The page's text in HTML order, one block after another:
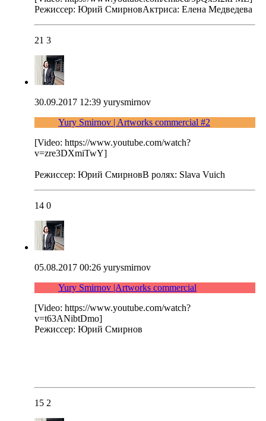
Режиссер: Юрий СмирновАктриса: Елена Медведева
21 3
30.09.2017 12:39 yurysmirnov
Yury Smirnov | Artworks commercial #2
[Video: https://www.youtube.com/watch?
v=zre3DXmiTwY]
Режиссер: Юрий СмирновВ ролях: Slava Vuich
14 0
05.08.2017 00:26 yurysmirnov
Yury Smirnov |Artworks commercial
[Video: https://www.youtube.com/watch?
v=t63ANibtDmo]
Режиссер: Юрий Смирнов
15 2